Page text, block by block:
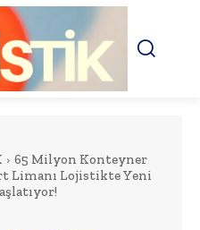
65 Milyon Konteyner
Limanı Lojistikte Yeni